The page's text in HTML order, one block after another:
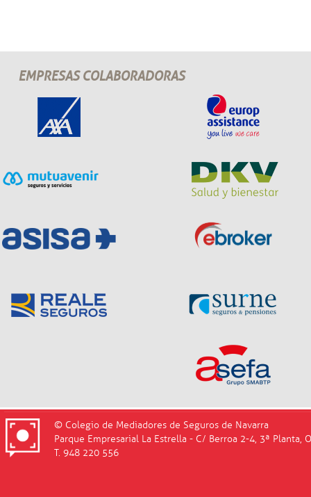
EMPRESAS COLABORADORAS
© Colegio de Mediadores de Seguros de Navarra
Parque Empresarial La Estrella - C/ Berroa 2-4, 3ª Planta,
T. 948 220 556